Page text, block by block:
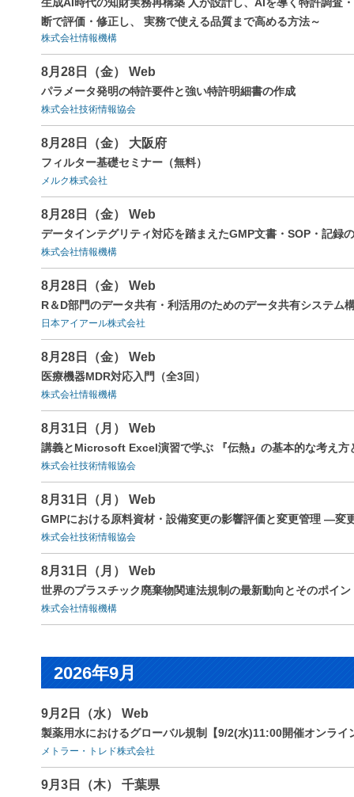
断で評価・修正し、 実務で使える品質まで高める方法～
株式会社情報機構
8月28日（金） Web
パラメータ発明の特許要件と強い特許明細書の作成
株式会社技術情報協会
8月28日（金） 大阪府
フィルター基礎セミナー（無料）
メルク株式会社
8月28日（金） Web
データインテグリティ対応を踏まえたGMP文書・SOP・記録
株式会社情報機構
8月28日（金） Web
R＆D部門のデータ共有・利活用のためのデータ共有システム
日本アイアール株式会社
8月28日（金） Web
医療機器MDR対応入門（全3回）
株式会社情報機構
8月31日（月） Web
講義とMicrosoft Excel演習で学ぶ 『伝熱』の基本的な考え
株式会社技術情報協会
8月31日（月） Web
GMPにおける原料資材・設備変更の影響評価と変更管理 ―
株式会社技術情報協会
8月31日（月） Web
世界のプラスチック廃棄物関連法規制の最新動向とそのポイ
株式会社情報機構
2026年9月
9月2日（水） Web
製薬用水におけるグローバル規制【9/2(水)11:00開催オンライ
メトラー・トレド株式会社
9月3日（木） 千葉県